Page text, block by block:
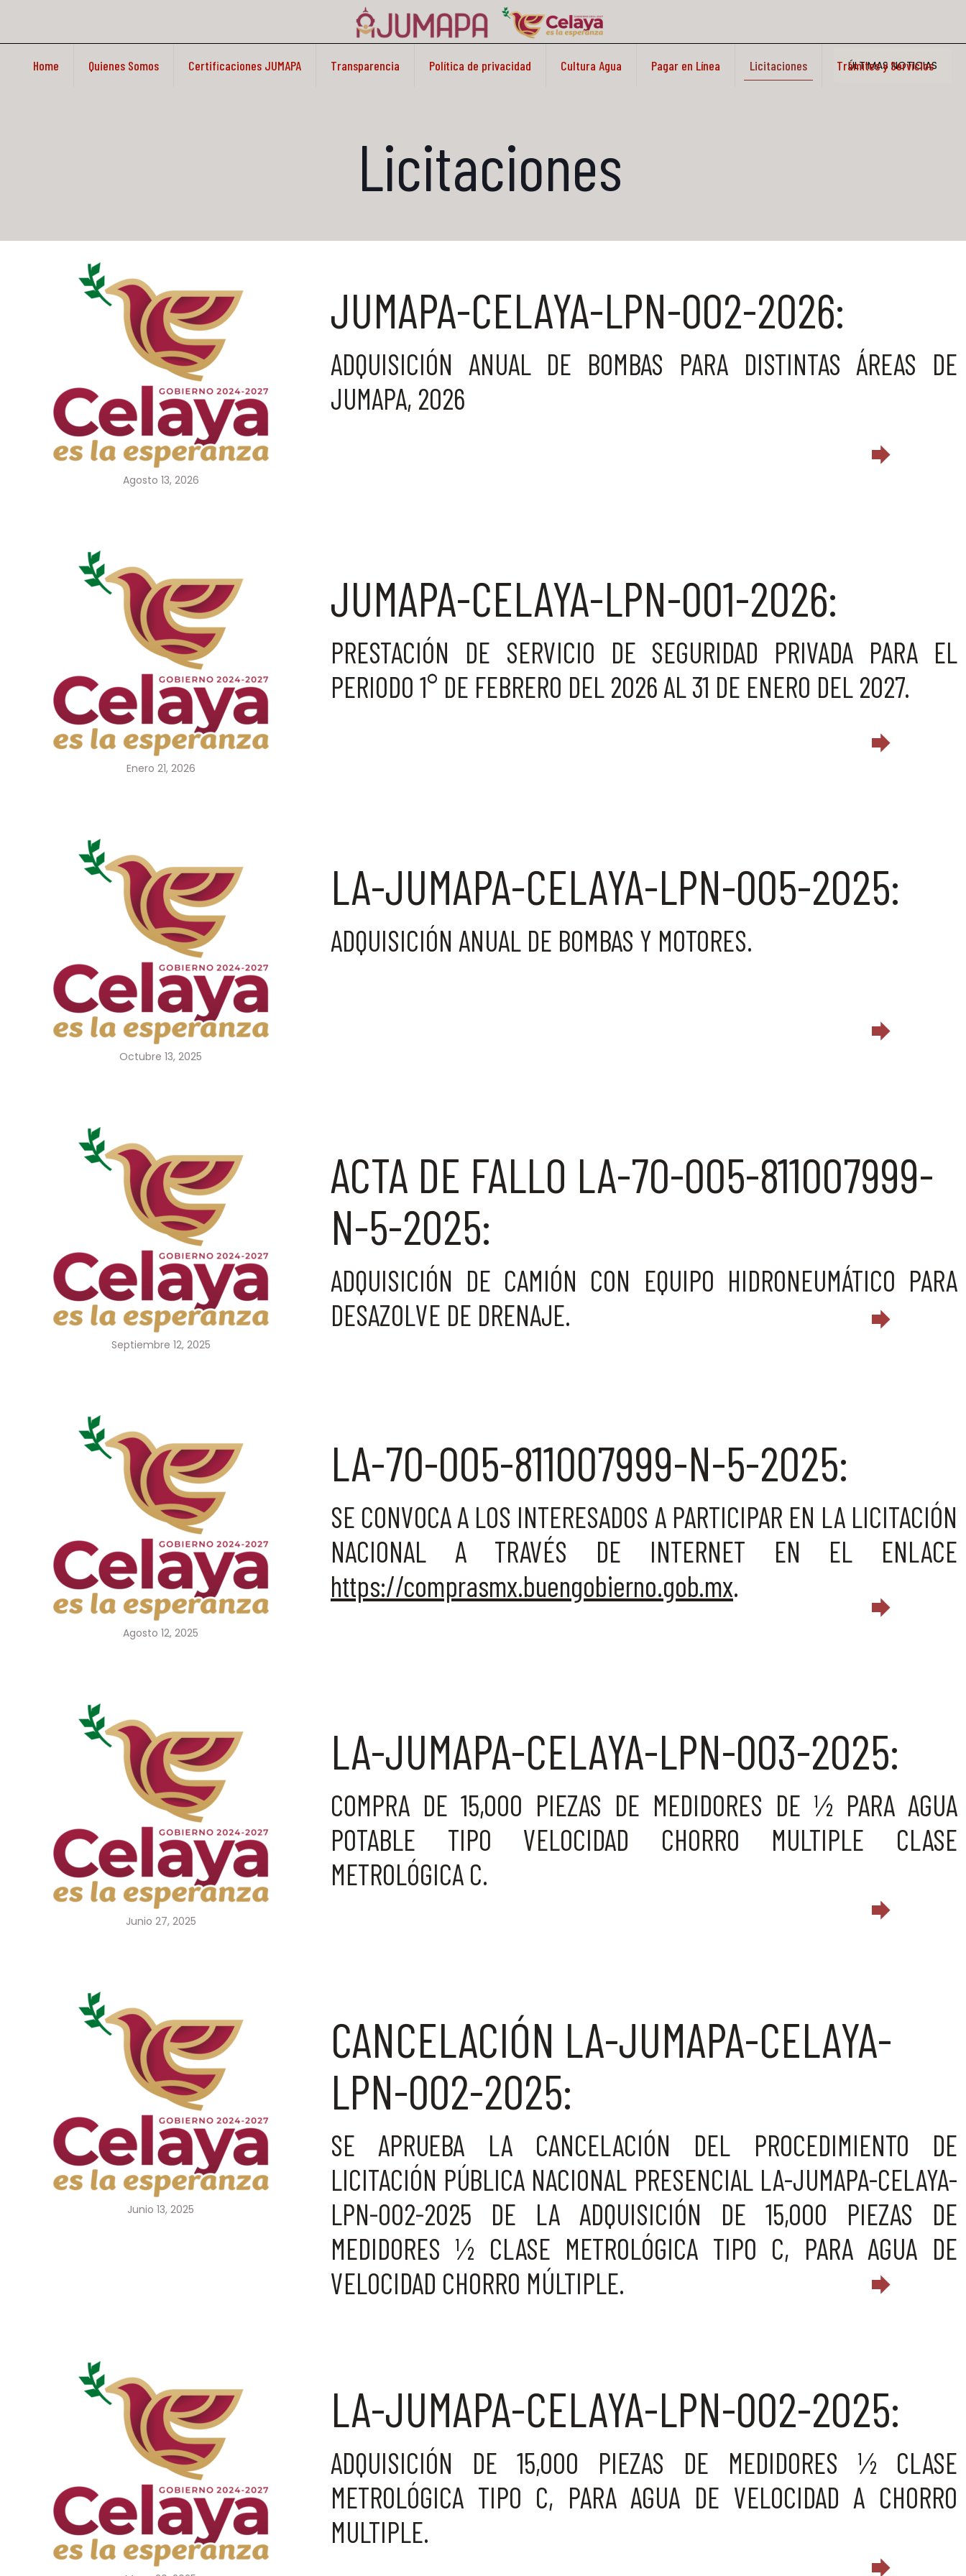
Home Quienes Somos Certificaciones JUMAPA Transparencia Política de privacidad Cultura Agua Pagar en Línea Licitaciones Trámites y Servicios
ÚLTIMAS NOTICIAS
Licitaciones
Agosto 13, 2026
JUMAPA-CELAYA-LPN-002-2026:
ADQUISICIÓN ANUAL DE BOMBAS PARA DISTINTAS ÁREAS DE
JUMAPA, 2026
Enero 21, 2026
JUMAPA-CELAYA-LPN-001-2026:
PRESTACIÓN DE SERVICIO DE SEGURIDAD PRIVADA PARA EL
PERIODO 1° DE FEBRERO DEL 2026 AL 31 DE ENERO DEL 2027.
Octubre 13, 2025
LA-JUMAPA-CELAYA-LPN-005-2025:
ADQUISICIÓN ANUAL DE BOMBAS Y MOTORES.
Septiembre 12, 2025
ACTA DE FALLO LA-70-005-811007999-
N-5-2025:
ADQUISICIÓN DE CAMIÓN CON EQUIPO HIDRONEUMÁTICO PARA
DESAZOLVE DE DRENAJE.
Agosto 12, 2025
LA-70-005-811007999-N-5-2025:
SE CONVOCA A LOS INTERESADOS A PARTICIPAR EN LA LICITACIÓN
NACIONAL A TRAVÉS DE INTERNET EN EL ENLACE
https://comprasmx.buengobierno.gob.mx.
Junio 27, 2025
LA-JUMAPA-CELAYA-LPN-003-2025:
COMPRA DE 15,000 PIEZAS DE MEDIDORES DE ½ PARA AGUA
POTABLE TIPO VELOCIDAD CHORRO MULTIPLE CLASE
METROLÓGICA C.
Junio 13, 2025
CANCELACIÓN LA-JUMAPA-CELAYA-
LPN-002-2025:
SE APRUEBA LA CANCELACIÓN DEL PROCEDIMIENTO DE
LICITACIÓN PÚBLICA NACIONAL PRESENCIAL LA-JUMAPA-CELAYA-
LPN-002-2025 DE LA ADQUISICIÓN DE 15,000 PIEZAS DE
MEDIDORES ½ CLASE METROLÓGICA TIPO C, PARA AGUA DE
VELOCIDAD CHORRO MÚLTIPLE.
LA-JUMAPA-CELAYA-LPN-002-2025:
ADQUISICIÓN DE 15,000 PIEZAS DE MEDIDORES ½ CLASE
METROLÓGICA TIPO C, PARA AGUA DE VELOCIDAD A CHORRO
MULTIPLE.